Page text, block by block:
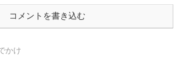
コメントを書き込む
かけ